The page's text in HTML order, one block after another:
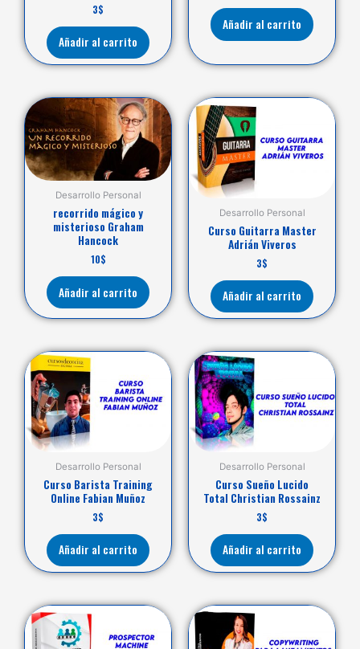
3$
Añadir al carrito
Añadir al carrito
Desarrollo Personal
recorrido mágico y
misterioso Graham
Hancock
10$
Añadir al carrito
Desarrollo Personal
Curso Guitarra Master
Adrián Viveros
3$
Añadir al carrito
Desarrollo Personal
Curso Barista Training
Online Fabian Muñoz
3$
Añadir al carrito
Desarrollo Personal
Curso Sueño Lucido
Total Christian Rossainz
3$
Añadir al carrito